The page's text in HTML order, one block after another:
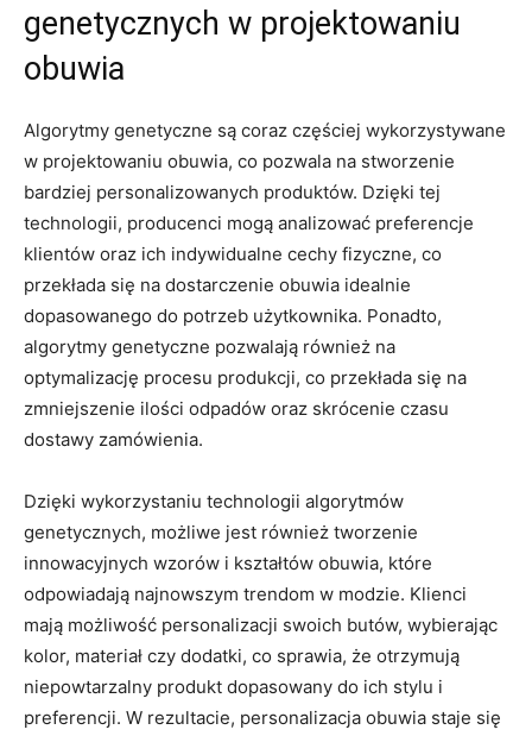
‌genetycznych w​ projektowaniu​
obuwia
Algorytmy⁤ genetyczne są coraz częściej wykorzystywane
w projektowaniu⁢ obuwia, co pozwala na stworzenie
bardziej⁢ personalizowanych ​produktów. Dzięki tej
technologii, producenci mogą analizować‌ preferencje
⁣klientów oraz ​ich indywidualne‍ cechy fizyczne, co
przekłada się na dostarczenie obuwia idealnie⁤
dopasowanego do potrzeb‍ użytkownika. Ponadto,
algorytmy genetyczne‌ pozwalają również ‍na
optymalizację procesu ⁣produkcji, co przekłada ⁤się na
zmniejszenie ilości odpadów​ oraz skrócenie ​czasu
dostawy⁤ zamówienia.
Dzięki​ wykorzystaniu⁤ technologii algorytmów
genetycznych, możliwe ​jest również tworzenie
‍innowacyjnych wzorów i kształtów obuwia,‍ które
odpowiadają najnowszym ‍trendom w modzie.⁢ Klienci
mają możliwość personalizacji swoich ‍butów, wybierając
kolor, materiał ⁤czy ⁢dodatki, co sprawia, że otrzymują
niepowtarzalny⁤ produkt dopasowany⁢ do⁢ ich stylu‌ i
⁢preferencji. W ⁣rezultacie, personalizacja obuwia staje ‍się